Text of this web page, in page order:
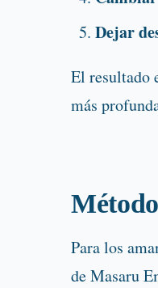
Dejar
El resultado
más
Para los
de Masaru